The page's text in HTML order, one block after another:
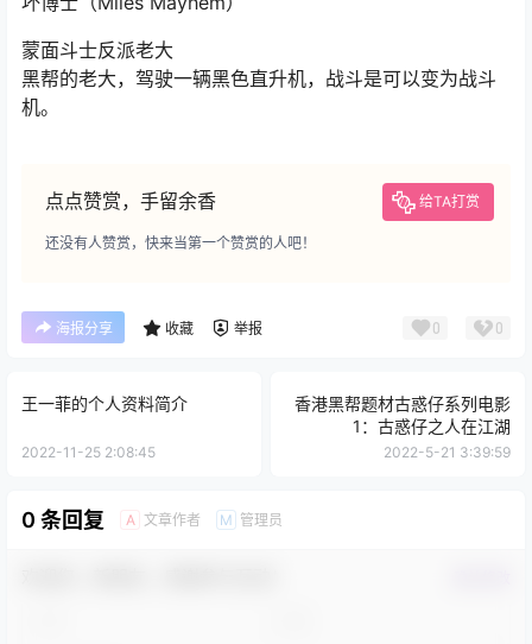
蒙面斗士反派老大
黑帮的老大，驾驶一辆黑色直升机，战斗是可以变为战斗
机。
点点赞赏，手留余香 给TA打赏
还没有人赞赏，快来当第一个赞赏的人吧！
海报分享 收藏 举报 0 0
王一菲的个人资料简介
2022-11-25 2:08:45
香港黑帮题材古惑仔系列电影
1：古惑仔之人在江湖
2022-5-21 3:39:59
0 条回复 A 文章作者 M 管理员